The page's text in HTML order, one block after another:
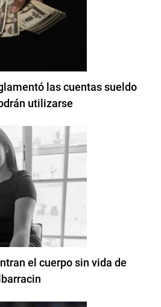
las cuentas sueldo
utilizarse
el cuerpo sin vida de